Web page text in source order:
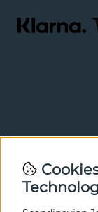
Newsletter
In unserem